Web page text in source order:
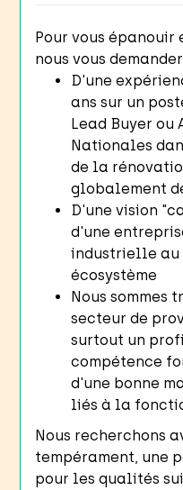
Pour vous épanouir
nous vous
D'une
ans sur un
Lead Buyer ou
Nationales
de la
globalement
D'une vision
d'une
industrielle au
écosystème
Nous sommes
secteur de
surtout un
compétence
d'une bonne
liés à la
Nous recherchons
tempérament, une
pour les qualités